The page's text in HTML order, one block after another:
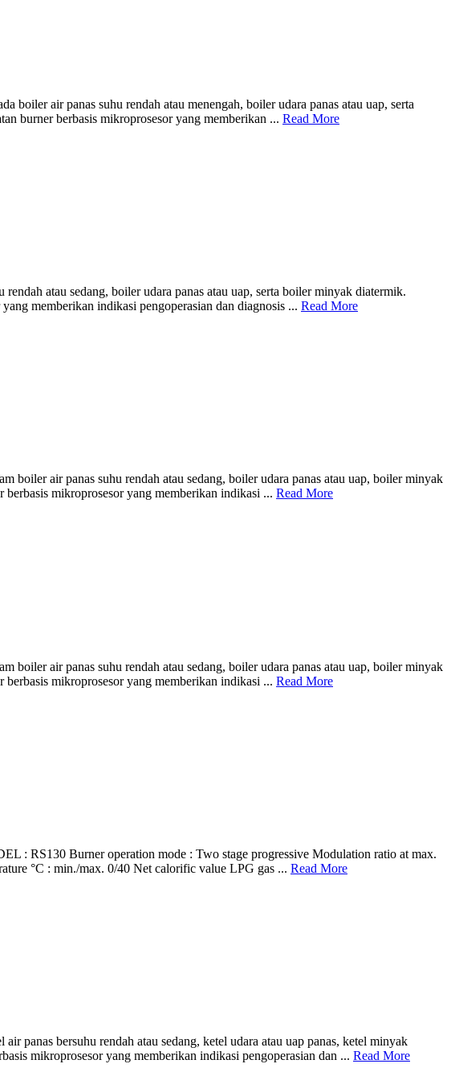
boiler air panas suhu rendah atau menengah, boiler udara panas atau uap, serta
burner berbasis mikroprosesor yang memberikan ... Read More
atau sedang, boiler udara panas atau uap, serta boiler minyak diatermik.
memberikan indikasi pengoperasian dan diagnosis ... Read More
boiler air panas suhu rendah atau sedang, boiler udara panas atau uap, boiler minyak
mikroprosesor yang memberikan indikasi ... Read More
boiler air panas suhu rendah atau sedang, boiler udara panas atau uap, boiler minyak
mikroprosesor yang memberikan indikasi ... Read More
RS130 Burner operation mode : Two stage progressive Modulation ratio at max.
°C : min./max. 0/40 Net calorific value LPG gas ... Read More
panas bersuhu rendah atau sedang, ketel udara atau uap panas, ketel minyak
mikroprosesor yang memberikan indikasi pengoperasian dan ... Read More